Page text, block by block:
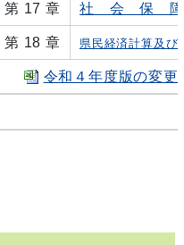
第 17 章 社 会 保 障
第 18 章 県民経済計算及び
令和４年度版の変更